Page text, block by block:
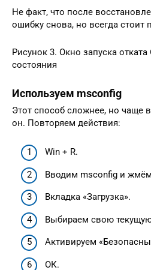
Не факт, что после
ошибку снова, но всегда стоит
Рисунок 3. Окно запуска
состояния
Используем msconfig
Этот способ сложнее, но чаще
он. Повторяем действия:
Win + R.
Вводим msconfig и жмём
Вкладка «Загрузка».
Выбираем свою
Активируем
ОК.